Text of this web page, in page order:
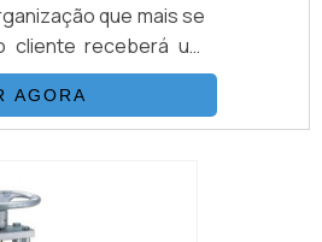
que mais se
cliente receberá um
sanar eventuais
o produto a ser
é por válvula
Precisa o cliente
custo-benefício e
AGORA